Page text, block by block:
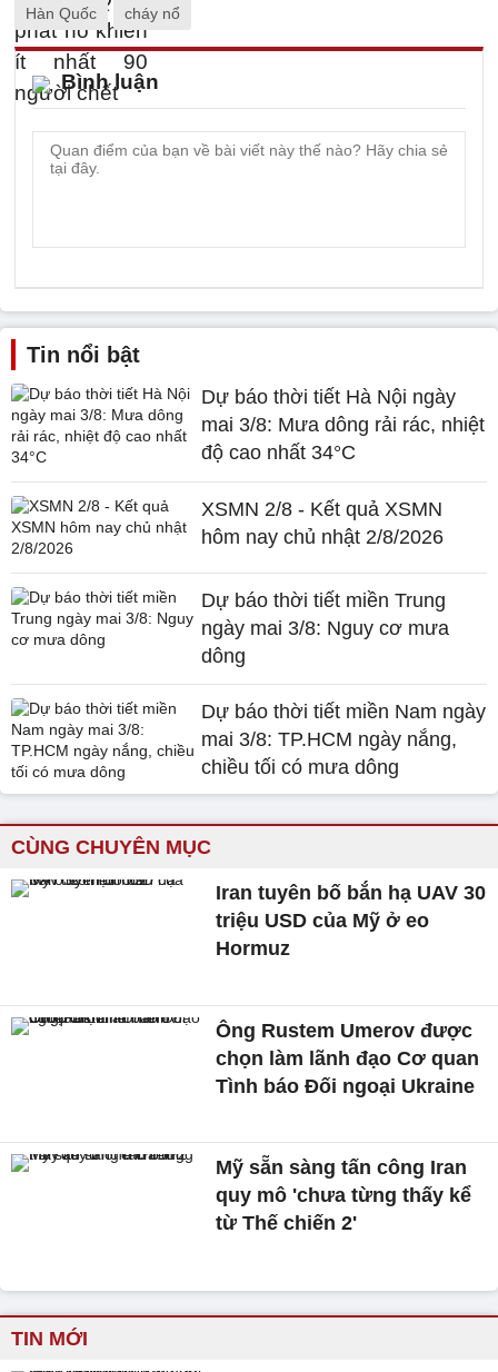
Hàn Quốc cháy nổ
Bình luận
Tin nổi bật
Dự báo thời tiết Hà Nội ngày
mai 3/8: Mưa dông rải rác, nhiệt
độ cao nhất 34°C
XSMN 2/8 - Kết quả XSMN
hôm nay chủ nhật 2/8/2026
Dự báo thời tiết miền Trung
ngày mai 3/8: Nguy cơ mưa
dông
Dự báo thời tiết miền Nam ngày
mai 3/8: TP.HCM ngày nắng,
chiều tối có mưa dông
CÙNG CHUYÊN MỤC
Iran tuyên bố bắn hạ UAV 30
triệu USD của Mỹ ở eo
Hormuz
Ông Rustem Umerov được
chọn làm lãnh đạo Cơ quan
Tình báo Đối ngoại Ukraine
Mỹ sẵn sàng tấn công Iran
quy mô 'chưa từng thấy kể
từ Thế chiến 2'
TIN MỚI